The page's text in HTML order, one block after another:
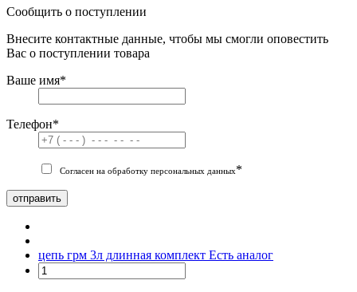
Сообщить о поступлении
Внесите контактные данные, чтобы мы смогли оповестить
Вас о поступлении товара
Ваше имя*
Телефон*
Согласен на обработку персональных данных*
отправить
цепь грм 3л длинная комплект Есть аналог